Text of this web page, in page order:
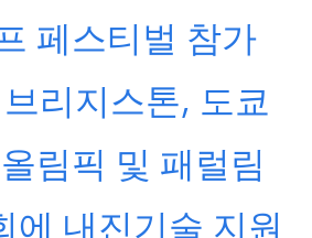
페스티벌 참가
리지스톤, 도쿄
림픽 및 패럴림
에 내진기술 지원